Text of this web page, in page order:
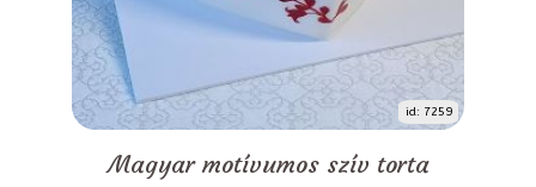
id: 7259
Magyar motívumos szív torta